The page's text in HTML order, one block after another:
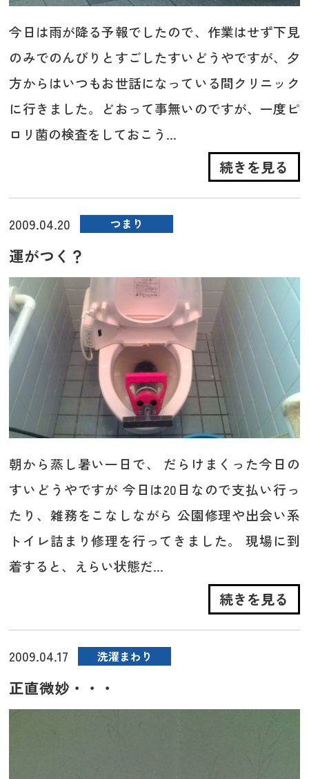
今日は雨が降る予報でしたので、作業はせず下見
のみでのんびりとすごしたすいどうやですが、夕
方からはいつもお世話になっている間クリニック
に行きました。どおって事無いのですが、一度ピ
ロリ菌の検査をしておこう...
続きを見る
2009.04.20 つまり
運がつく？
朝から蒸し暑い一日で、 だらけまくった今日の
すいどうやですが 今日は20日なので支払い行っ
たり、雑務をこなしながら 公園修理や出会い系
トイレ詰まり修理を行ってきました。 現場に到
着すると、えらい状態だ...
続きを見る
2009.04.17 洗濯まわり
正直微妙・・・